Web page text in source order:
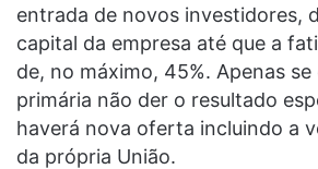
entrada de novos investidores,
capital da empresa até que a
de, no máximo, 45%. Apenas
primária não der o resultado
haverá nova oferta incluindo a
da própria União.